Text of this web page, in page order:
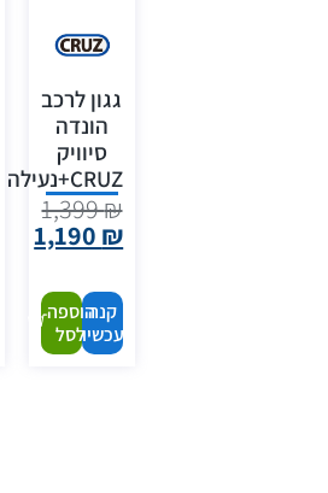
גגון לרכב
הונדה
סיוויק
CRUZ+נעילה
1,399₪
1,190 ₪
קנה
עכשיו
הוספה
לסל